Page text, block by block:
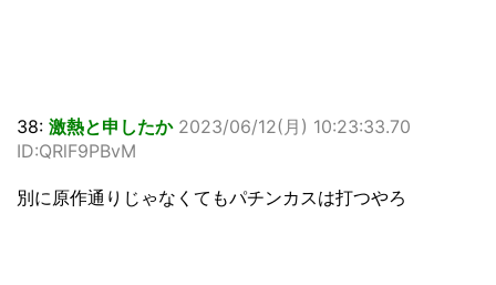
38: 激熱と申したか 2023/06/12(月) 10:23:33.70
ID:QRlF9PBvM
別に原作通りじゃなくてもパチンカスは打つやろ